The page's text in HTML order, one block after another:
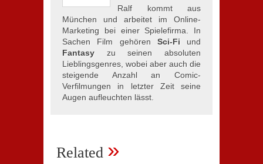
Ralf kommt aus
München und arbeitet im Online-
Marketing bei einer Spielefirma. In
Sachen Film gehören Sci-Fi und
Fantasy zu seinen absoluten
Lieblingsgenres, wobei aber auch die
steigende Anzahl an Comic-
Verfilmungen in letzter Zeit seine
Augen aufleuchten lässt.
Related »